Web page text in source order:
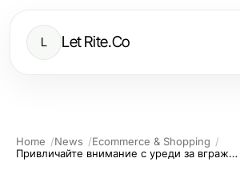
L Let Rite.Co
Home News
Ecommerce & Shopping
Привличайте внимание с уреди за вграждане: Висококачествени решения за вашия дом